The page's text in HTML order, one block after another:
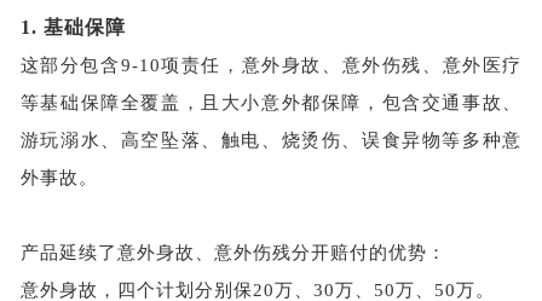
1. 基础保障
这部分包含9-10项责任，意外身故、意外伤残、意外医疗
等基础保障全覆盖，且大小意外都保障，包含交通事故、
游玩溺水、高空坠落、触电、烧烫伤、误食异物等多种意
外事故。
产品延续了意外身故、意外伤残分开赔付的优势：
意外身故，四个计划分别保20万、30万、50万、50万。